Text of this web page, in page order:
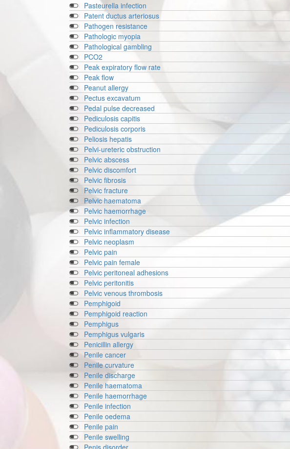
Pasteurella infection
Patent ductus arteriosus
Pathogen resistance
Pathologic myopia
Pathological gambling
PCO2
Peak expiratory flow rate
Peak flow
Peanut allergy
Pectus excavatum
Pedal pulse decreased
Pediculosis capitis
Pediculosis corporis
Peliosis hepatis
Pelvi-ureteric obstruction
Pelvic abscess
Pelvic discomfort
Pelvic fibrosis
Pelvic fracture
Pelvic haematoma
Pelvic haemorrhage
Pelvic infection
Pelvic inflammatory disease
Pelvic neoplasm
Pelvic pain
Pelvic pain female
Pelvic peritoneal adhesions
Pelvic peritonitis
Pelvic venous thrombosis
Pemphigoid
Pemphigoid reaction
Pemphigus
Pemphigus vulgaris
Penicillin allergy
Penile cancer
Penile curvature
Penile discharge
Penile haematoma
Penile haemorrhage
Penile infection
Penile oedema
Penile pain
Penile swelling
Penis disorder